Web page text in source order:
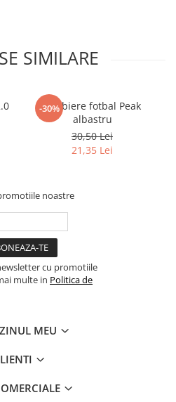
SIMILARE
-30%
Jambiere fotbal Peak
albastru
30,50 Lei
21,35 Lei
noastre
cu promotiile
multe in Politica de
MEU